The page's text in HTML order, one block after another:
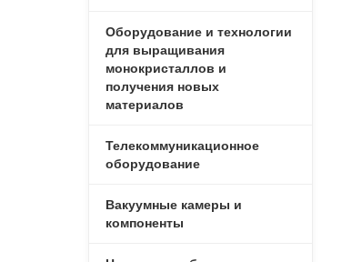
Оборудование и технологии
для выращивания
монокристаллов и
получения новых
материалов
Телекоммуникационное
оборудование
Вакуумные камеры и
компоненты